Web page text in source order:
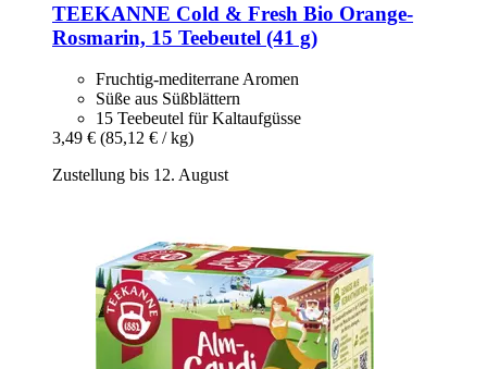
TEEKANNE Cold & Fresh Bio Orange-​
Rosmarin, 15 Teebeutel (41 g)
Fruchtig-mediterrane Aromen
Süße aus Süßblättern
15 Teebeutel für Kaltaufgüsse
3,49 € (85,12 € / kg)
Zustellung bis 12. August